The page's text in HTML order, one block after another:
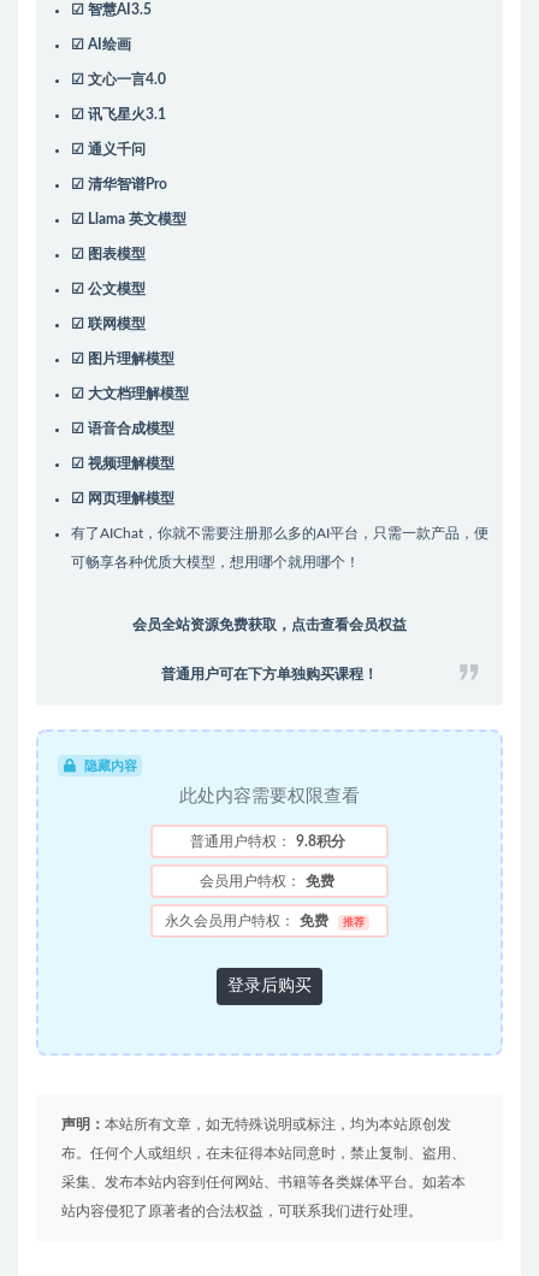
☑ 智慧AI3.5
☑ AI绘画
☑ 文心一言4.0
☑ 讯飞星火3.1
☑ 通义千问
☑ 清华智谱Pro
☑ Llama 英文模型
☑ 图表模型
☑ 公文模型
☑ 联网模型
☑ 图片理解模型
☑ 大文档理解模型
☑ 语音合成模型
☑ 视频理解模型
☑ 网页理解模型
有了AIChat，你就不需要注册那么多的AI平台，只需一款产品，便
可畅享各种优质大模型，想用哪个就用哪个！
会员全站资源免费获取，点击查看会员权益
普通用户可在下方单独购买课程！
隐藏内容
此处内容需要权限查看
普通用户特权： 9.8积分
会员用户特权： 免费
永久会员用户特权： 免费 推荐
登录后购买
声明： 本站所有文章，如无特殊说明或标注，均为本站原创发
布。任何个人或组织，在未征得本站同意时，禁止复制、盗用、
采集、发布本站内容到任何网站、书籍等各类媒体平台。如若本
站内容侵犯了原著者的合法权益，可联系我们进行处理。